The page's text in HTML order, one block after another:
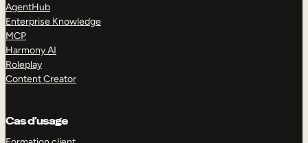
AgentHub
Enterprise Knowledge
MCP
Harmony AI
Roleplay
Content Creator
Cas d’usage